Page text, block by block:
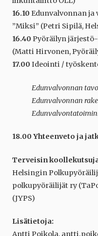
16.10 Edunvalvonnan
”Miksi” (Petri Sipilä,
16.40 Pyöräilyn
(Matti Hirvonen,
17.00 Ideointi /
Edunvalvonnan
Edunvalvonnan
18.00 Yhteenveto ja
Terveisin
Helsingin
polkupyöräilijät ry
(JYPS)
Lisätietoja: